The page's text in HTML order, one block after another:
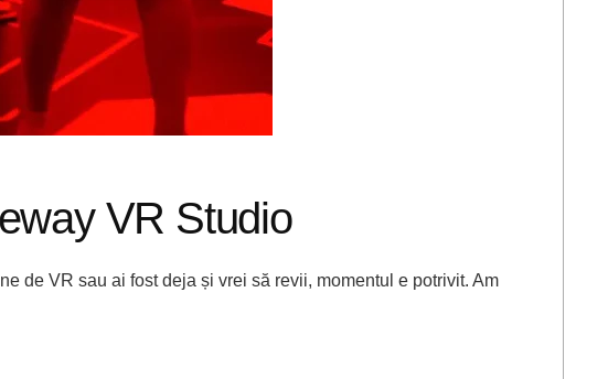
VR Studio
de VR sau ai fost deja și vrei să revii, momentul e potrivit. Am